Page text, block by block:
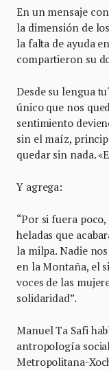
En un mensaje
la dimensión de
la falta de ayuda
compartieron su
Desde su lengua
único que nos
sentimiento
sin el maíz,
quedar sin nada.
Y agrega:
“Por si fuera
heladas que
la milpa. Nadie
en la Montaña, el
voces de las
solidaridad”.
Manuel Ta Safi
antropología
Metropolitana-